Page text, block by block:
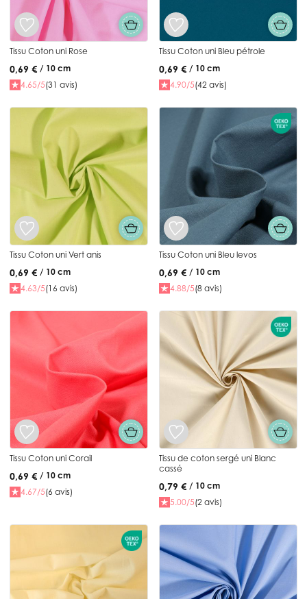
Tissu Coton uni Rose
0,69 € / 10 cm
4.65/5(31 avis)
Tissu Coton uni Bleu pétrole
0,69 € / 10 cm
4.90/5(42 avis)
Tissu Coton uni Vert anis
0,69 € / 10 cm
4.63/5(16 avis)
Tissu Coton uni Bleu levos
0,69 € / 10 cm
4.88/5(8 avis)
Tissu Coton uni Corail
0,69 € / 10 cm
4.67/5(6 avis)
Tissu de coton sergé uni Blanc
cassé
0,79 € / 10 cm
5.00/5(2 avis)